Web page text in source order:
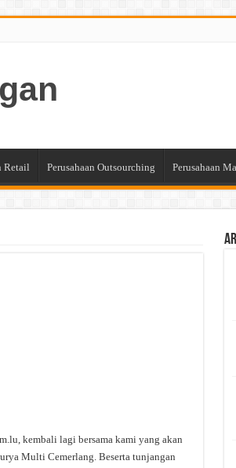
Retail Perusahaan Outsourching Perusahaan
kembali lagi bersama kami yang akan
Multi Cemerlang. Beserta tunjangan